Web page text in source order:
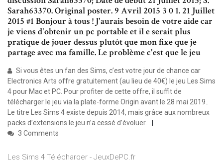
Sarah63370. Original poster. 9 Avril 2015 3 0 1. 21 Juillet
2015 #1 Bonjour à tous ! J'aurais besoin de votre aide car
je viens d'obtenir un pc portable et il e serait plus
pratique de jouer dessus plutôt que mon fixe que je
partage avec ma famille. Le problème c'est que le jeu
Si vous êtes un fan des Sims, c’est votre jour de chance car
Electronics Arts offre gratuitement (au lieu de 40€) le jeu Les Sims
4 pour Mac et PC. Pour profiter de cette offre, il suffit de
télécharger le jeu via la plate-forme Origin avant le 28 mai 2019..
Le titre Les Sims 4 existe depuis 2014, mais grâce aux nombreux
packs d’extensions le jeu n’a cessé d’évoluer.
3 Comments
Les Sims 4 Télécharger - JeuxDePC.fr